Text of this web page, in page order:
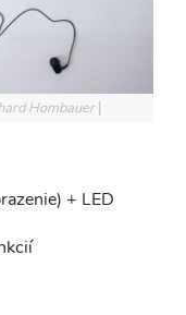
Hombauer
+ LED